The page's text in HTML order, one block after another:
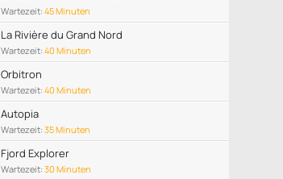
Wartezeit: 45 Minuten
La Rivière du Grand Nord
Wartezeit: 40 Minuten
Orbitron
Wartezeit: 40 Minuten
Autopia
Wartezeit: 35 Minuten
Fjord Explorer
Wartezeit: 30 Minuten